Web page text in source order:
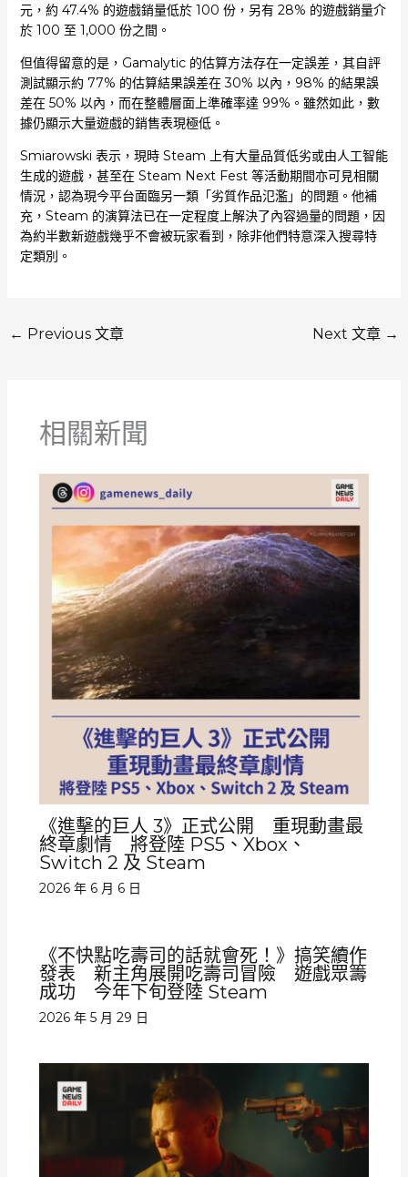
元，約 47.4% 的遊戲銷量低於 100 份，另有 28% 的遊戲銷量介
於 100 至 1,000 份之間。
但值得留意的是，Gamalytic 的估算方法存在一定誤差，其自評
測試顯示約 77% 的估算結果誤差在 30% 以內，98% 的結果誤
差在 50% 以內，而在整體層面上準確率達 99%。雖然如此，數
據仍顯示大量遊戲的銷售表現極低。
Smiarowski 表示，現時 Steam 上有大量品質低劣或由人工智能
生成的遊戲，甚至在 Steam Next Fest 等活動期間亦可見相關
情況，認為現今平台面臨另一類「劣質作品氾濫」的問題。他補
充，Steam 的演算法已在一定程度上解決了內容過量的問題，因
為約半數新遊戲幾乎不會被玩家看到，除非他們特意深入搜尋特
定類別。
← Previous 文章 Next 文章 →
相關新聞
《進擊的巨人 3》正式公開 重現動畫最
終章劇情 將登陸 PS5、Xbox、
Switch 2 及 Steam
2026 年 6 月 6 日
《不快點吃壽司的話就會死！》搞笑續作
發表 新主角展開吃壽司冒險 遊戲眾籌
成功 今年下旬登陸 Steam
2026 年 5 月 29 日